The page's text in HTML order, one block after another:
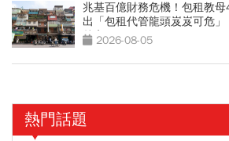
兆基百億財務危機！包租教
出「包租代管龍頭岌岌可危
越高？
2026-08-05
熱門話題